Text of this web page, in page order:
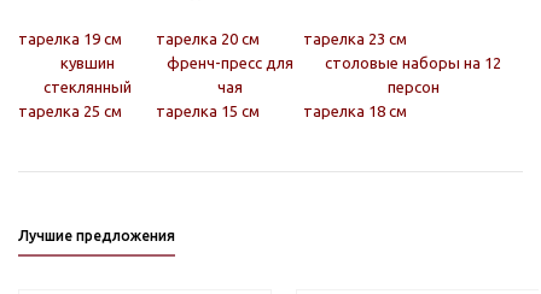
тарелка 19 см тарелка 20 см
тарелка 23 см
кувшин
стеклянный
френч-пресс для
чая
столовые наборы на 12
персон
тарелка 25 см
тарелка 15 см тарелка 18 см
Лучшие предложения